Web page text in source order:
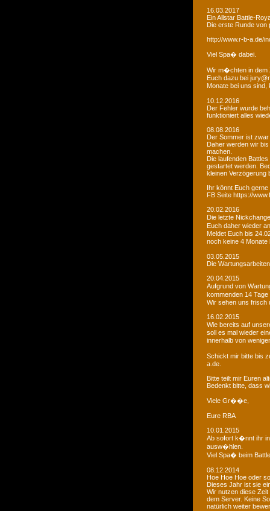
16.03.2017
Ein Allstar Battle-
Die erste Runde von
http://www.r-b-a.de/
Viel Spa� dabei.
Wir m�chten in dem
Euch dazu bei
Monate bei uns
10.12.2016
Der Fehler wurde
funktioniert alles
08.08.2016
Der Sommer ist
Daher werden wir
machen.
Die laufenden
gestartet werden.
kleinen Verzögerung
Ihr könnt Euch
FB Seite https://
20.02.2016
Die letzte
Euch daher wieder
Meldet Euch bis
noch keine 4
03.05.2015
Die
20.04.2015
Aufgrund von
kommenden 14
Wir sehen uns frisch
16.02.2015
Wie bereits auf
soll es mal wieder
innerhalb von
Schickt mir bitte bis
a.de.
Bitte teilt mir Euren
Bedenkt bitte, dass
Viele Gr��e,
Eure RBA
10.01.2015
Ab sofort k�nnt ihr
ausw�hlen.
Viel Spa� beim
08.12.2014
Hoe Hoe Hoe oder
Dieses Jahr ist sie
Wir nutzen diese
dem Server. Keine
natürlich weiter